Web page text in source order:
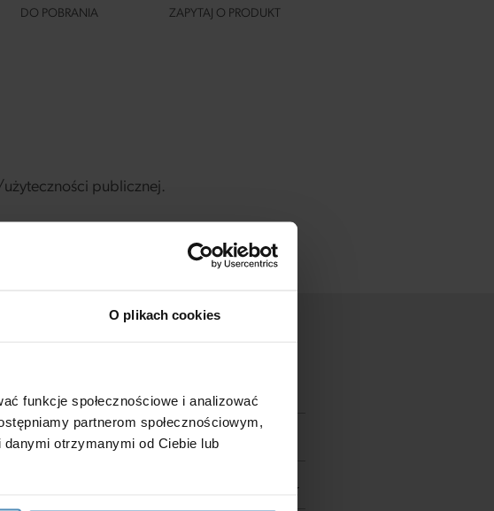
O plikach cookies
funkcje społecznościowe i analizować
partnerom społecznościowym,
otrzymanymi od Ciebie lub
DO POBRANIA ZAPYTAJ O PRODUKT
publicznej.